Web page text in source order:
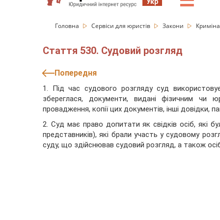
Головна Сервіси для юристів Закони
Стаття 530. Судовий розгляд
Попередня
1. Під час судового розгляду суд
збереглася, документи, видані фізичним чи
провадження, копії цих документів, інші довідки,
2. Суд має право допитати як свідків осіб, які
представників), які брали участь у судовому
суду, що здійснював судовий розгляд, а також